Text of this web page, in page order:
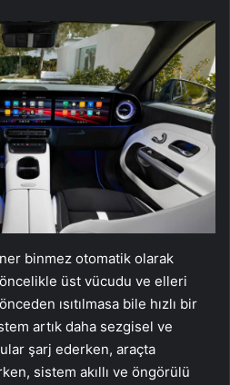
binmez otomatik olarak
üst vücudu ve elleri
ısıtılmasa bile hızlı bir
artık daha sezgisel ve
şarj ederken, araçta
sistem akıllı ve öngörülü